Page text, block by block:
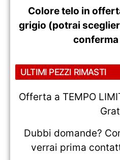
Colore telo in
grigio (potrai
ULTIMI PEZZI RIMASTI
Offerta a TEMPO
Dubbi domande?
verrai prima